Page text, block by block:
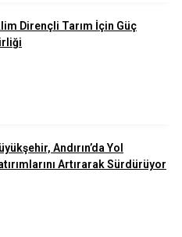
Dirençli Tarım İçin Güç
Andırın’da Yol
Artırarak Sürdürüyor